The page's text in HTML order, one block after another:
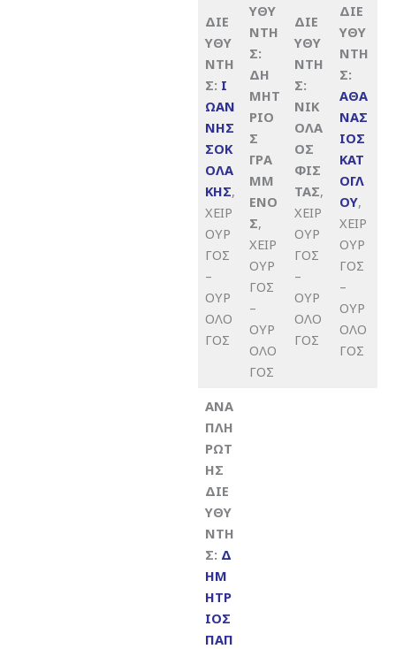
ΔΙΕ
ΥΘΥ
ΝΤΗ
Σ: Ι
ΩΑΝ
ΝΗΣ
ΣΟΚ
ΟΛΑ
ΚΗΣ,
ΧΕΙΡ
ΟΥΡ
ΓΟΣ
–
ΟΥΡ
ΟΛΟ
ΓΟΣ
ΥΘΥ
ΝΤΗ
Σ:
ΔΗ
ΜΗΤ
ΡΙΟ
Σ
ΓΡΑ
ΜΜ
ΕΝΟ
Σ,
ΧΕΙΡ
ΟΥΡ
ΓΟΣ
–
ΟΥΡ
ΟΛΟ
ΓΟΣ
ΔΙΕ
ΥΘΥ
ΝΤΗ
Σ:
ΝΙΚ
ΟΛΑ
ΟΣ
ΦΙΣ
ΤΑΣ,
ΧΕΙΡ
ΟΥΡ
ΓΟΣ
–
ΟΥΡ
ΟΛΟ
ΓΟΣ
ΔΙΕ
ΥΘΥ
ΝΤΗ
Σ:
ΑΘΑ
ΝΑΣ
ΙΟΣ
ΚΑΤ
ΟΓΛ
ΟΥ,
ΧΕΙΡ
ΟΥΡ
ΓΟΣ
–
ΟΥΡ
ΟΛΟ
ΓΟΣ
ΑΝΑ
ΠΛΗ
ΡΩΤ
ΗΣ
ΔΙΕ
ΥΘΥ
ΝΤΗ
Σ: Δ
ΗΜ
ΗΤΡ
ΙΟΣ
ΠΑΠ